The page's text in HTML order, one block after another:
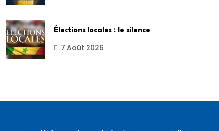
Élections locales : le silence
7 Août 2026